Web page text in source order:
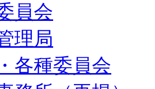
員会
理局
各種委員会